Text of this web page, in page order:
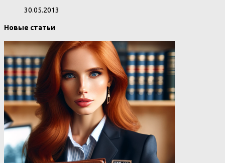
30.05.2013
Новые статьи